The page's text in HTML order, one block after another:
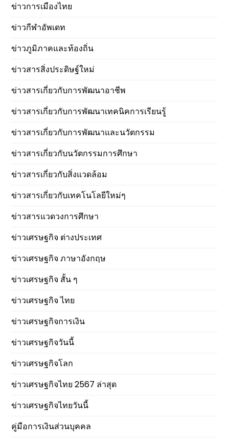
ข่าวการเมืองไทย
ข่าวกีฬาอัพเดท
ข่าวภูมิภาคและท้องถิ่น
ข่าวสารสิ่งประดิษฐ์ใหม่
ข่าวสารเกี่ยวกับการพัฒนาอาชีพ
ข่าวสารเกี่ยวกับการพัฒนาเทคนิคการเรียนรู้
ข่าวสารเกี่ยวกับการพัฒนาและนวัตกรรม
ข่าวสารเกี่ยวกับนวัตกรรมการศึกษา
ข่าวสารเกี่ยวกับสิ่งแวดล้อม
ข่าวสารเกี่ยวกับเทคโนโลยีใหม่ๆ
ข่าวสารแวดวงการศึกษา
ข่าวเศรษฐกิจ ต่างประเทศ
ข่าวเศรษฐกิจ ภาษาอังกฤษ
ข่าวเศรษฐกิจ สั้น ๆ
ข่าวเศรษฐกิจ ไทย
ข่าวเศรษฐกิจการเงิน
ข่าวเศรษฐกิจวันนี้
ข่าวเศรษฐกิจโลก
ข่าวเศรษฐกิจไทย 2567 ล่าสุด
ข่าวเศรษฐกิจไทยวันนี้
คู่มือการเงินส่วนบุคคล